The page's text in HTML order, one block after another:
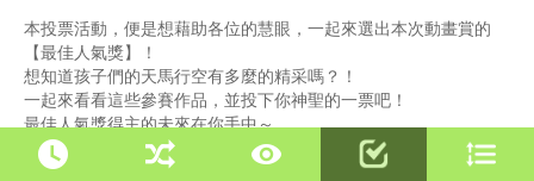
本投票活動，便是想藉助各位的慧眼，一起來選出本次動畫賞的
【最佳人氣獎】！
想知道孩子們的天馬行空有多麼的精采嗎？！
一起來看看這些參賽作品，並投下你神聖的一票吧！
最佳人氣獎得主的未來在你手中～
投票辦法: